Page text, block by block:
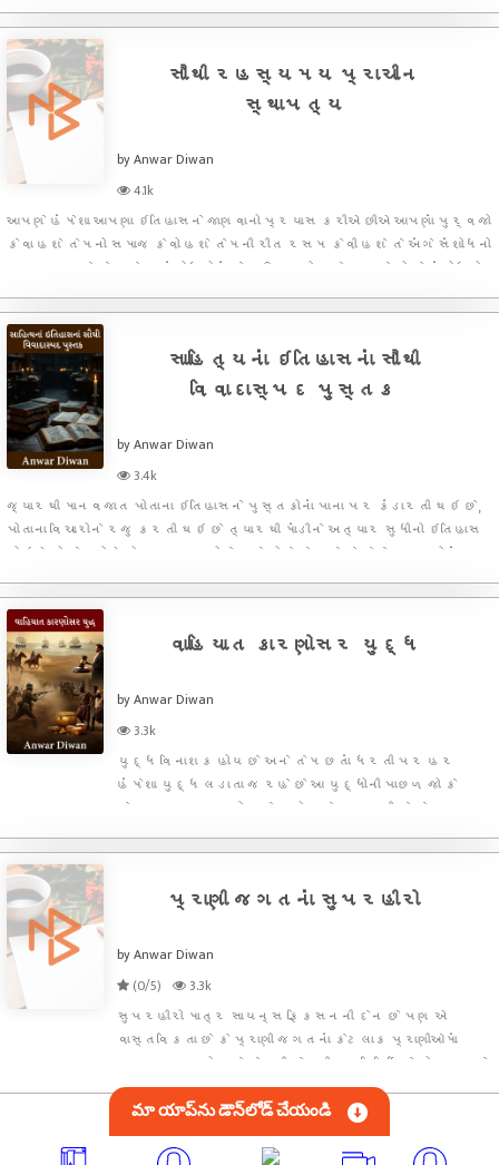
જ્યારે ગુફાઓમાં રહેતા હતા ત્યારે તેમણે પણ પોતાનાં
સૌથી રહસ્યમય પ્રાચીન
સ્થાપત્ય
by Anwar Diwan
4.1k
આપણે હંમેશા આપણા ઇતિહાસને જાણવાનો પ્રયાસ કરીએ છીએ આપણાં પુર્વજો
કેવા હશે તેમનો સમાજ કેવો હશે તેમની રીત રસમ કેવી હશે તે અંગે સંશોધનો
ચાલતા જ રહે છે અને આ સંશોધનોમાં તેના ઉત્તરો મળે પણ છે જો કે સંશોધનો
સાહિત્યનાં ઇતિહાસનાં સૌથી
વિવાદાસ્પદ પુસ્તક
by Anwar Diwan
3.4k
જ્યારથી માનવજાત પોતાના ઇતિહાસને પુસ્તકોનાં પાના પર કંડારતી થઇ છે,
પોતાના વિચારોને રજુ કરતી થઇ છે ત્યારથી માંડીને અત્યાર સુધીનો ઇતિહાસ
જોઇએ તો લેખકોએ પોતાના અનુભવોને અને પોતે જે જાણે છે તેને પુસ્તકોમાં
વાહિયાત કારણોસર યુદ્ધ
by Anwar Diwan
3.3k
યુદ્ધ વિનાશક હોય છે અને તેમ છતાં ધરતી પર હર
હંમેશા યુદ્ધ લડાતા જ રહે છે આ યુદ્ધોની પાછળ જો કે
કેટલાક ખાસ કારણો રહેલા હોય છે પણ અહી જે કેટલાક
હતા.પેરૂ, ચિલિ અને બોલિવિયા વચ્ચે ૧૮૭૯ - ૧૮૮૩
પ્રાણી જગતનાં સુપરહીરો
by Anwar Diwan
(0/5)
3.3k
સુપરહીરો માત્ર સાયન્સ ફિકસનની દેન છે પણ એ
વાસ્તવિકતા છે કે પ્રાણી જગતનાં કેટલાક પ્રાણીઓમાં
સુપરપાવર હોય છે.તેમની કેટલીક ગતિવિધિઓ તો આપણને
એ જ અનુભવ કરાવતી હોય છે. પક્ષીઓ આગનો ઉપયોગ
શિકાર કરવા માટે કરતા હોવાનું ઓસ્ટ્રેલિયાનાં સંશોધકોનાં
ધ્યાનમાં આવ્યું છે
మా యాప్‌ను డౌన్‌లోడ్ చేయండి